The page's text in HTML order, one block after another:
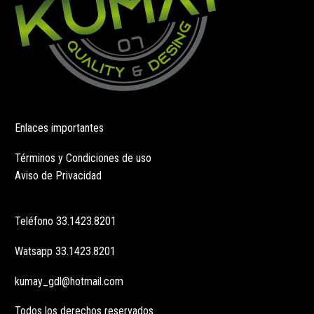
Enlaces importantes
Términos y Condiciones de uso
Aviso de Privacidad
Teléfono 33.1423.8201
Watsapp 33.1423.8201
kumay_gdl@hotmail.com
Todos los derechos reservados